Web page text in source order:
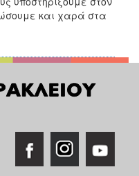
και χαρά στα